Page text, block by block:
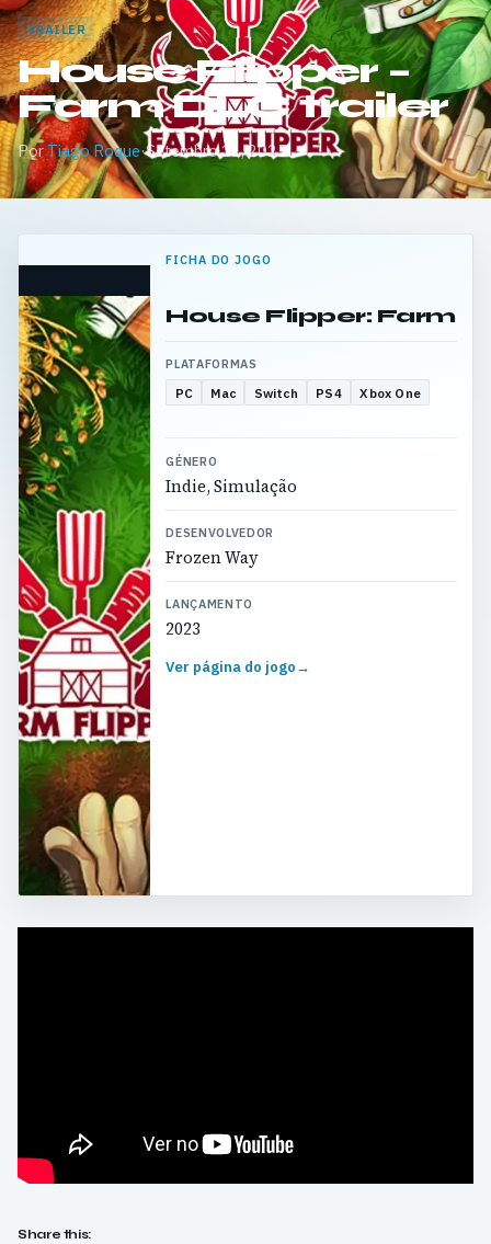
TRAILER
House Flipper –
Farm DLC trailer
PorTiago Roque·Setembro 11, 2025
FICHA DO JOGO
House Flipper: Farm
PLATAFORMAS
PC Mac Switch PS4 Xbox One
GÉNERO
Indie, Simulação
DESENVOLVEDOR
Frozen Way
LANÇAMENTO
2023
Ver página do jogo→
Share this: